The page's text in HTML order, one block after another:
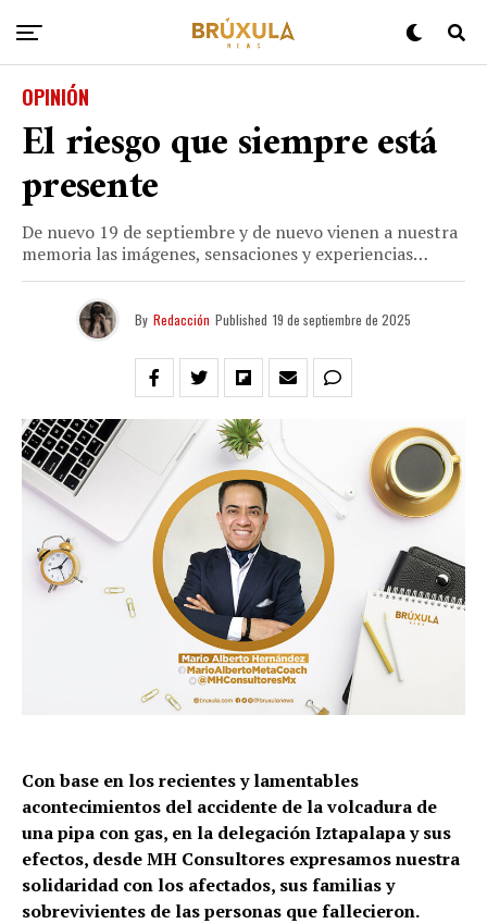
OPINIÓN
El riesgo que siempre está
presente
De nuevo 19 de septiembre y de nuevo vienen a nuestra
memoria las imágenes, sensaciones y experiencias…
By Redacción Published 19 de septiembre de 2025
Con base en los recientes y lamentables
acontecimientos del accidente de la volcadura de
una pipa con gas, en la delegación Iztapalapa y sus
efectos, desde MH Consultores expresamos nuestra
solidaridad con los afectados, sus familias y
sobrevivientes de las personas que fallecieron.